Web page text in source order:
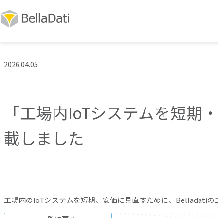
2026.04.05
「工場内IoTシステムを短
載しました
工場内のIoTシステムを短期、安価に見直すために、Belladatiの